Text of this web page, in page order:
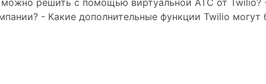
- Какие дополнительные функции Twilio могут